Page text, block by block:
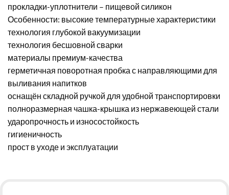
прокладки-уплотнители – пищевой силикон
Особенности: высокие температурные характеристики
технология глубокой вакуумизации
технология бесшовной сварки
материалы премиум-качества
герметичная поворотная пробка с направляющими для
выливания напитков
оснащён складной ручкой для удобной транспортировки
полноразмерная чашка-крышка из нержавеющей стали
ударопрочность и износостойкость
гигиеничность
прост в уходе и эксплуатации